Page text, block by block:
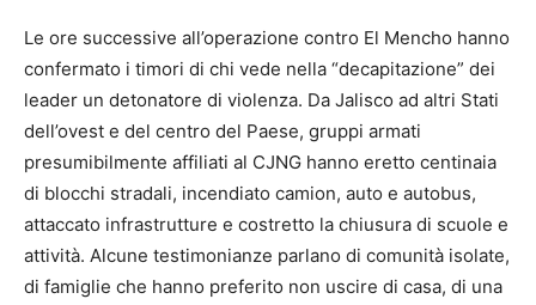
Le ore successive all’operazione contro El Mencho hanno
confermato i timori di chi vede nella “decapitazione” dei
leader un detonatore di violenza. Da Jalisco ad altri Stati
dell’ovest e del centro del Paese, gruppi armati
presumibilmente affiliati al CJNG hanno eretto centinaia
di blocchi stradali, incendiato camion, auto e autobus,
attaccato infrastrutture e costretto la chiusura di scuole e
attività. Alcune testimonianze parlano di comunità isolate,
di famiglie che hanno preferito non uscire di casa, di una